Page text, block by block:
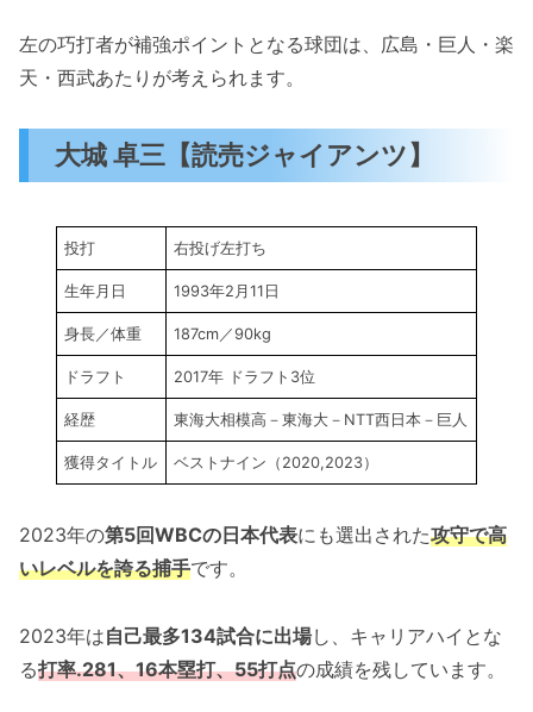
左の巧打者が補強ポイントとなる球団は、広島・巨人・楽
天・西武あたりが考えられます。
大城 卓三【読売ジャイアンツ】
投打 右投げ左打ち
生年月日 1993年2月11日
身長／体重 187cm／90kg
ドラフト 2017年 ドラフト3位
経歴 東海大相模高－東海大－NTT西日本－巨人
獲得タイトル ベストナイン（2020,2023）
2023年の第5回WBCの日本代表にも選出された攻守で高
いレベルを誇る捕手です。
2023年は自己最多134試合に出場し、キャリアハイとな
る打率.281、16本塁打、55打点の成績を残しています。